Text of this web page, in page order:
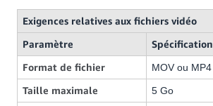
Exigences relatives aux fichiers vidéo
Paramètre
Spécification
Format de fichier
MOV ou MP4
Taille maximale 5 Go